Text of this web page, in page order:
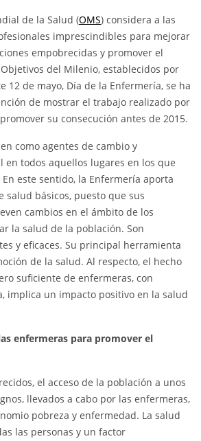
de la Salud (OMS) considera a las
imprescindibles para mejorar
empobrecidas y promover el
del Milenio, establecidos por
12 de mayo, Día de la Enfermería, se ha
de mostrar el trabajo realizado por
su consecución antes de 2015.
como agentes de cambio y
en todos aquellos lugares en los que
este sentido, la Enfermería aporta
salud básicos, puesto que sus
cambios en el ámbito de los
la salud de la población. Son
y eficaces. Su principal herramienta
de la salud. Al respecto, el hecho
suficiente de enfermeras, con
implica un impacto positivo en la salud
enfermeras para promover el
el acceso de la población a unos
llevados a cabo por las enfermeras,
pobreza y enfermedad. La salud
las personas y un factor